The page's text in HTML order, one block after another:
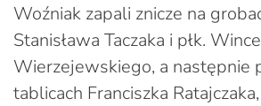
Woźniak zapali znicze na
Stanisława Taczaka i płk.
Wierzejewskiego, a następnie
tablicach Franciszka